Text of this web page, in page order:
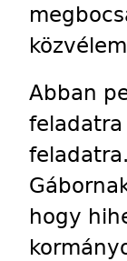
Abban
hogy